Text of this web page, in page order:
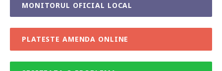
MONITORUL OFICIAL LOCAL
PLATESTE AMENDA ONLINE